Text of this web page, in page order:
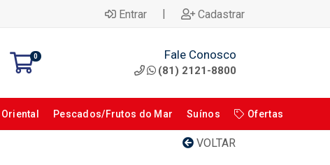
Entrar | Cadastrar
0 Fale Conosco
(81) 2121-8800
Oriental Pescados/Frutos do Mar Suínos Ofertas
VOLTAR